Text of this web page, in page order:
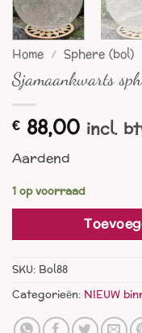
Home / Sphere (bol)
Sjamaankwarts
€ 88,00 incl.
Aardend
1 op voorraad
SKU: Bol88
Categorieën: NIEUW